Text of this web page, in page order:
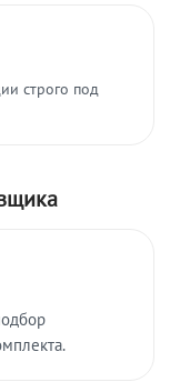
строго под